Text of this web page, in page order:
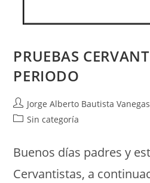
PRUEBAS
PERIODO
Jorge Alberto Bautista Vanegas
Sin categoría
Buenos días padres y
Cervantistas, a